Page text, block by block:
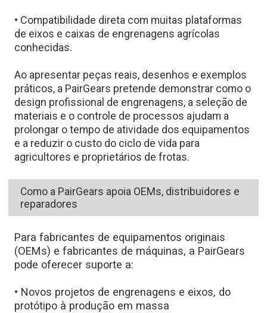
• Compatibilidade direta com muitas plataformas
de eixos e caixas de engrenagens agrícolas
conhecidas.
Ao apresentar peças reais, desenhos e exemplos
práticos, a PairGears pretende demonstrar como o
design profissional de engrenagens, a seleção de
materiais e o controle de processos ajudam a
prolongar o tempo de atividade dos equipamentos
e a reduzir o custo do ciclo de vida para
agricultores e proprietários de frotas.
Como a PairGears apoia OEMs, distribuidores e
reparadores
Para fabricantes de equipamentos originais
(OEMs) e fabricantes de máquinas, a PairGears
pode oferecer suporte a:
• Novos projetos de engrenagens e eixos, do
protótipo à produção em massa